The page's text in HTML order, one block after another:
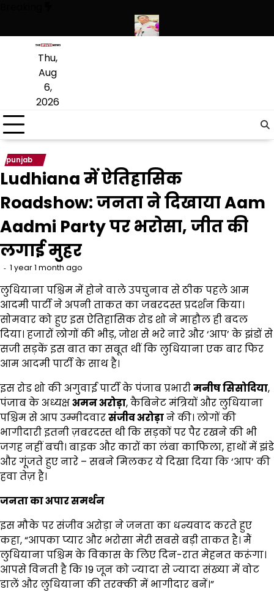
content
Thu,
Aug
6,
2026
punjab
Ludhiana में ऐतिहासिक
Roadshow: जनता ने दिखाया Aam
Aadmi Party पर भरोसा, जीत की
लगाई मुहर
1 year 1 month ago
लुधियाना पश्चिम में होने वाले उपचुनाव से ठीक पहले आम
आदमी पार्टी ने अपनी ताकत का जबरदस्त प्रदर्शन किया।
सोमवार को हुए इस ऐतिहासिक रोड शो ने माहौल ही बदल
दिया। हजारों लोगों की भीड़, जोश से भरे नारे और ‘आप’ के झंडों से
सजी सड़कें इस बात का सबूत थीं कि लुधियाना एक बार फिर
आम आदमी पार्टी के साथ है।
इस रोड शो की अगुवाई पार्टी के पंजाब प्रभारीमनीष सिसोदिया,
पंजाब के अध्यक्षअमन अरोड़ा, कैबिनेट मंत्रियों और लुधियाना
पश्चिम से आप उम्मीदवारसंजीव अरोड़ाने की। लोगों की
भागीदारी इतनी ज़बरदस्त थी कि सड़कों पर पैर रखने की भी
जगह नहीं बची। बाइक और कारों का लंबा काफिला, हाथों में झंडे
और गूंजते हुए नारे – सबने मिलकर ये दिखा दिया कि ‘आप’ की
हवा तेज़ है।
जनता का अपार समर्थन
इस मौके पर संजीव अरोड़ा ने जनता का धन्यवाद करते हुए
कहा, “आपका प्यार और भरोसा मेरी सबसे बड़ी ताकत है। मैं
लुधियाना पश्चिम के विकास के लिए दिन-रात मेहनत करूंगा।
आपसे विनती है कि 19 जून को ज्यादा से ज्यादा संख्या में वोट
डालें और लुधियाना की तरक्की में भागीदार बनें।”